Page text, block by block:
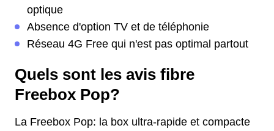
optique
Absence d'option TV et de téléphonie
Réseau 4G Free qui n'est pas optimal partout
Quels sont les avis fibre
Freebox Pop?
La Freebox Pop: la box ultra-rapide et compacte